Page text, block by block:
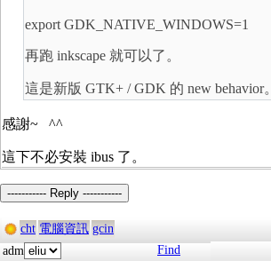
export GDK_NATIVE_WINDOWS=1
再跑 inkscape 就可以了。
這是新版 GTK+ / GDK 的 new behavior。
感謝~ ^^
這下不必安裝 ibus 了。
----------- Reply -----------
cht 電腦資訊 gcin
adm
Find